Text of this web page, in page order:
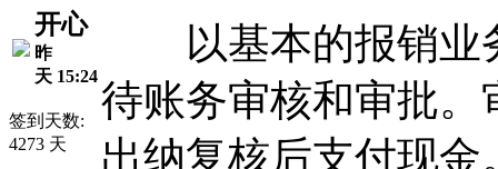
开心
昨
天 15:24
签到天数:
4273 天
以基本的报销业
待账务审核和审批
出纳复核后支付现